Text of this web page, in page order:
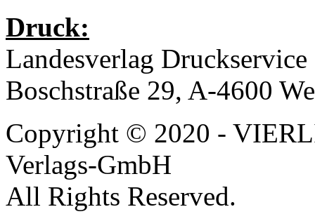
Druck:
Landesverlag
Boschstraße 29, A-4600
Copyright © 2020 -
Verlags-GmbH
All Rights Reserved.